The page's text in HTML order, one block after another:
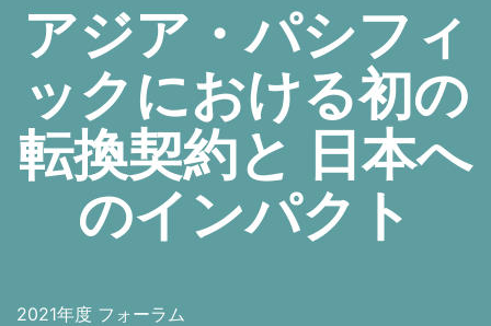
アジア・パシフィ
ックにおける初の
転換契約と 日本へ
のインパクト
2021年度 フォーラム